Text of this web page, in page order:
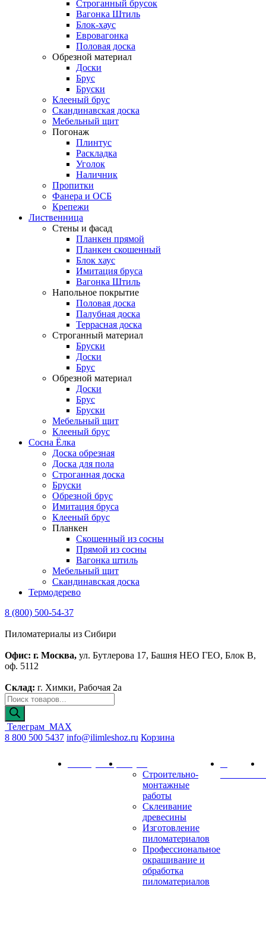
Строганный брусок
Вагонка Штиль
Блок-хаус
Евровагонка
Половая доска
Обрезной материал
Доски
Брус
Бруски
Клееный брус
Скандинавская доска
Мебельный щит
Погонаж
Плинтус
Раскладка
Уголок
Наличник
Пропитки
Фанера и ОСБ
Крепежи
Лиственница
Стены и фасад
Планкен прямой
Планкен скошенный
Блок хаус
Имитация бруса
Вагонка Штиль
Напольное покрытие
Половая доска
Палубная доска
Террасная доска
Строганный материал
Бруски
Доски
Брус
Обрезной материал
Доски
Брус
Бруски
Мебельный щит
Клееный брус
Сосна Ёлка
Доска обрезная
Доска для пола
Строганная доска
Бруски
Обрезной брус
Имитация бруса
Клееный брус
Планкен
Скошенный из сосны
Прямой из сосны
Вагонка штиль
Мебельный щит
Скандинавская доска
Термодерево
8 (800) 500-54-37
Пиломатериалы из Сибири
Офис: г. Москва, ул. Бутлерова 17, Башня НЕО ГЕО, Блок В,
оф. 5112
Склад: г. Химки, Рабочая 2а
Поиск
товаров
Телеграм MAX
8 800 500 5437 info@ilimleshoz.ru Корзина
Калькулятор
Строительно-
монтажные
работы
Склеивание
древесины
Изготовление
пиломатериалов
Профессиональное
окрашивание и
обработка
пиломатериалов